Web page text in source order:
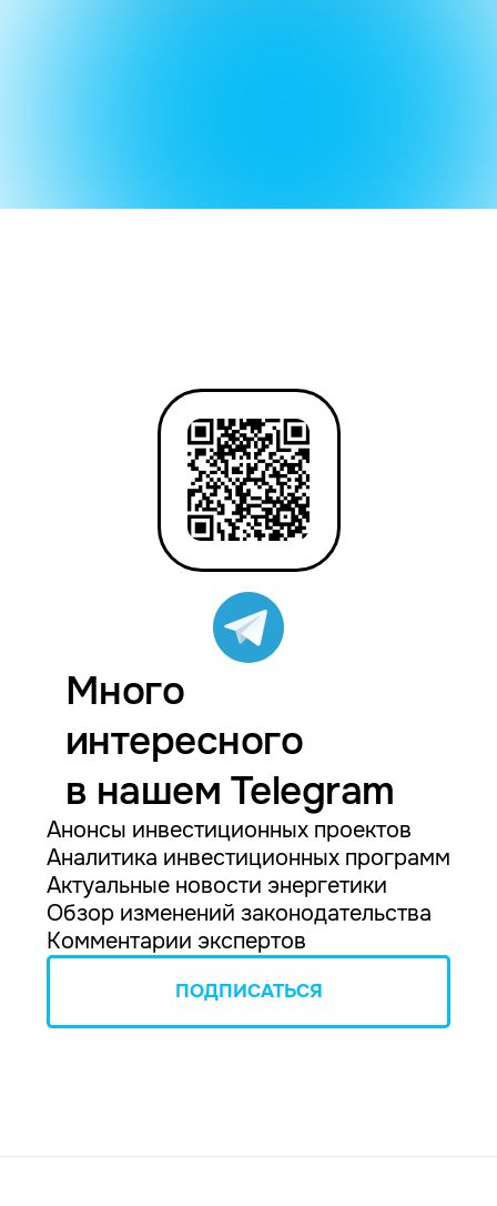
Много
интересного
в нашем Telegram
Анонсы инвестиционных проектов
Аналитика инвестиционных программ
Актуальные новости энергетики
Обзор изменений законодательства
Комментарии экспертов
ПОДПИСАТЬСЯ